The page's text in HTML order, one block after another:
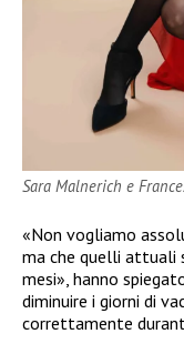
Sara Malnerich e
«Non vogliamo
ma che quelli attuali
mesi», hanno
diminuire i giorni di
correttamente